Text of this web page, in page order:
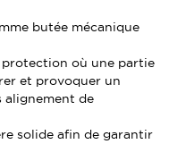
butée mécanique
protection où une partie
et provoquer un
alignement de
solide afin de garantir